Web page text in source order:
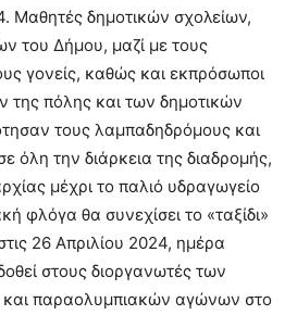
Μαθητές δημοτικών σχολείων,
του Δήμου, μαζί με τους
γονείς, καθώς και εκπρόσωποι
πόλης και των δημοτικών
τους λαμπαδηδρόμους και
όλη την διάρκεια της διαδρομής,
μέχρι το παλιό υδραγωγείο
φλόγα θα συνεχίσει το «ταξίδι»
26 Απριλίου 2024, ημέρα
στους διοργανωτές των
παραολυμπιακών αγώνων στο